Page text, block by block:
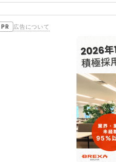
PR 広告について